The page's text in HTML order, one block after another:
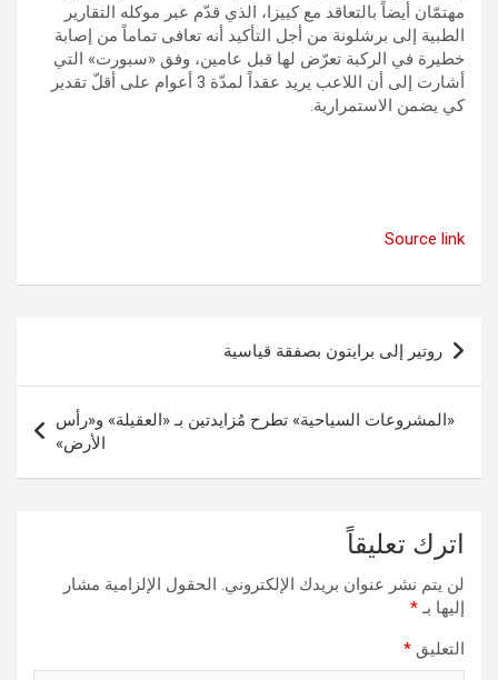
مهتمّان أيضاً بالتعاقد مع كييزا، الذي قدّم عبر موكله التقارير
الطبية إلى برشلونة من أجل التأكيد أنه تعافى تماماً من إصابة
خطيرة في الركبة تعرّض لها قبل عامين، وفق «سبورت» التي
أشارت إلى أن اللاعب يريد عقداً لمدّة 3 أعوام على أقلّ تقدير
كي يضمن الاستمرارية.
Source link
تصفّح
المقالات
روتير إلى برايتون بصفقة قياسية
«المشروعات السياحية» تطرح مُزايدتين بـ «العقيلة» و«رأس
الأرض»
اترك تعليقاً
لن يتم نشر عنوان بريدك الإلكتروني. الحقول الإلزامية مشار
إليها بـ*
التعليق *